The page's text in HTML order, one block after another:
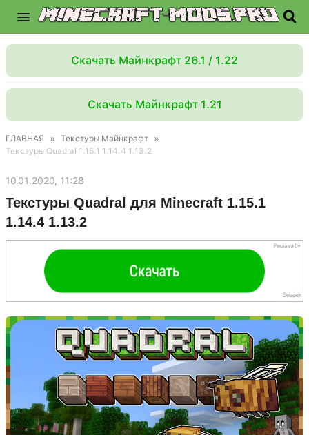
Скачать Майнкрафт 26.1 / 1.22
Скачать Майнкрафт 1.21
ГЛАВНАЯ » Текстуры Майнкрафт
»
Текстуры Quadral 1.15.1 1.14.4 1.13.2
10.01.2020, 11:28
Текстуры Quadral для Minecraft 1.15.1
1.14.4 1.13.2